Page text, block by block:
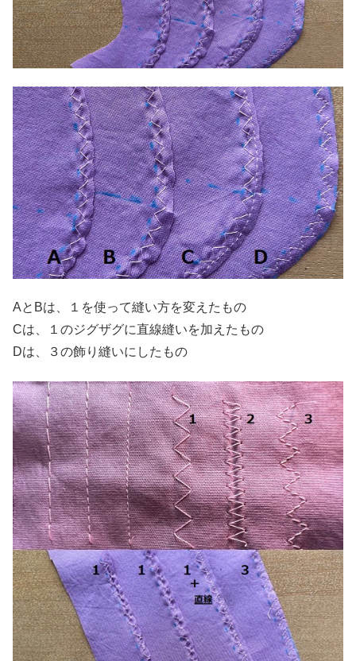
AとBは、１を使って縫い方を変えたもの
Cは、１のジグザグに直線縫いを加えたもの
Dは、３の飾り縫いにしたもの